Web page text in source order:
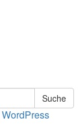
Suche
WordPress